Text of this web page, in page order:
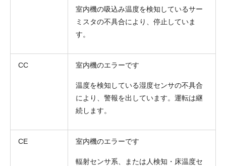
室内機の吸込み温度を検知しているサー
ミスタの不具合により、停止していま
す。
CC 室内機のエラーです
温度を検知している湿度センサの不具合
により、警報を出しています。運転は継
続します。
CE 室内機のエラーです
輻射センサ系、または人検知・床温度セ
お問合せ内容 工事お見積り依頼
その他
メッセージ